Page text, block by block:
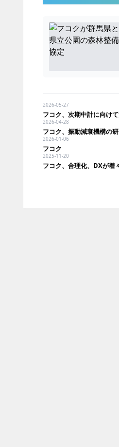
2026-05-27
フコク、次期中計に向け
2026-04-28
フコク、振動減衰機構の
2026-01-06
フコク
2025-11-20
フコク、合理化、DXが着